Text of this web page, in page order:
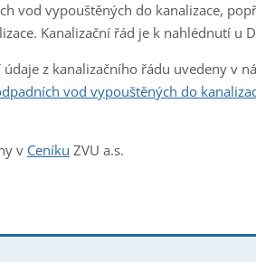
vod vypouštěných do kanalizace,
Kanalizační řád je k nahlédnutí u
z kanalizačního řádu uvedeny v
vod vypouštěných do
v Ceníku ZVU a.s.